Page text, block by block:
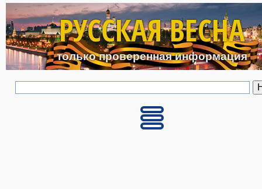
Перейти к основному
РУССКАЯ ВЕСНА
только проверенная информация